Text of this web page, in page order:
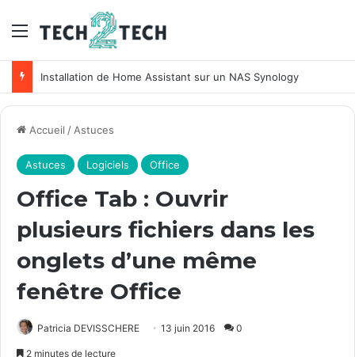
Menu
Accueil /Astuces
Astuces Logiciels Office
Office Tab : Ouvrir
plusieurs fichiers dans les
onglets d’une même
fenêtre Office
Patricia DEVISSCHERE 13 juin 2016 0
2 minutes de lecture